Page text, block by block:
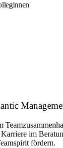
im
fördern.